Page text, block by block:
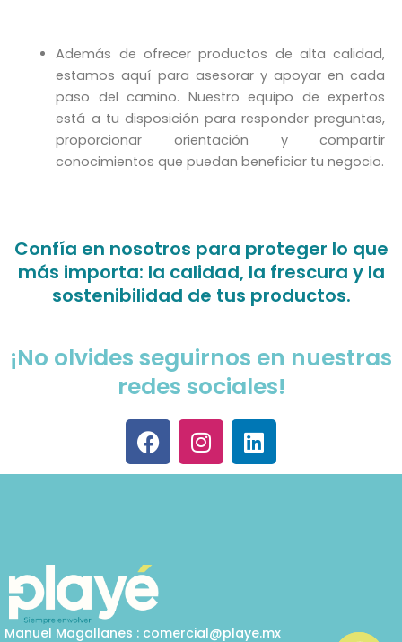
Además de ofrecer productos de alta calidad,
estamos aquí para asesorar y apoyar en cada
paso del camino. Nuestro equipo de expertos
está a tu disposición para responder preguntas,
proporcionar orientación y compartir
conocimientos que puedan beneficiar tu negocio.
Confía en nosotros para proteger lo que
más importa: la calidad, la frescura y la
sostenibilidad de tus productos.
¡No olvides seguirnos en nuestras
redes sociales!
F
a
c
o
k
I
n
s
L
i
n
Manuel Magallanes : comercial@playe.mx